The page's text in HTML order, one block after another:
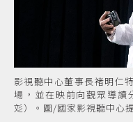
影視聽中心董事長褚明仁
場，並在映前向觀眾導
彣）。圖/國家影視聽中心